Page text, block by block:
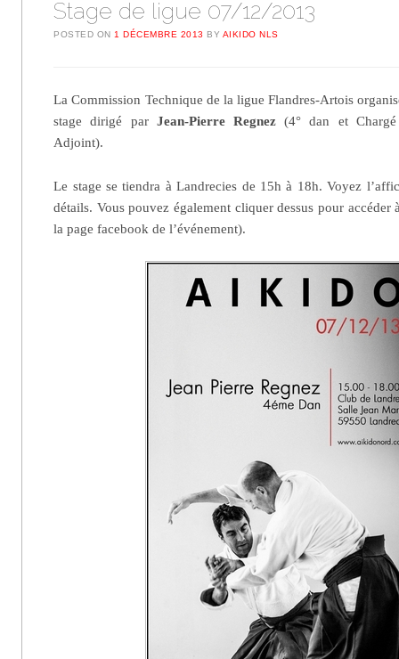
Stage de ligue 07/12/2013
POSTED ON1 DÉCEMBRE 2013 BY AIKIDO NLS
La Commission Technique de la ligue Flandres-Artois
stage dirigé par Jean-Pierre Regnez (4° dan et Chargé
Adjoint).
Le stage se tiendra à Landrecies de 15h à 18h. Voyez
détails. Vous pouvez également cliquer dessus pour accéder
la page facebook de l’événement).